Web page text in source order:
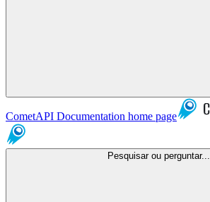
CometAPI Documentation home page
Pesquisar ou perguntar...